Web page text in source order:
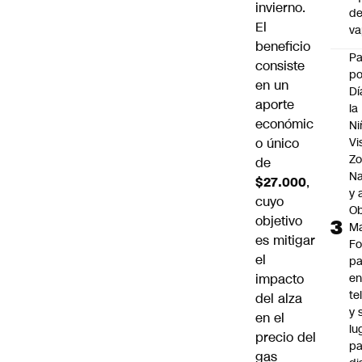
invierno.
El
beneficio
consiste
en un
aporte
económic
o único
de
$27.000,
cuyo
objetivo
es mitigar
el
impacto
del alza
en el
precio del
gas
la
y
en
y